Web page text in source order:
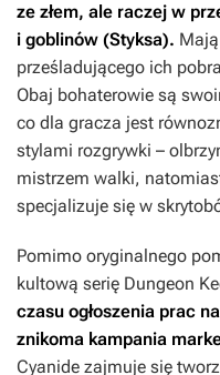
ze złem, ale raczej w
i goblinów (Styksa).
prześladującego ich
Obaj bohaterowie są
co dla gracza jest
stylami rozgrywki –
mistrzem walki,
specjalizuje się w
Pomimo oryginalnego
kultową serię Dungeon
czasu ogłoszenia prac
znikoma kampania
Cyanide zajmuje się